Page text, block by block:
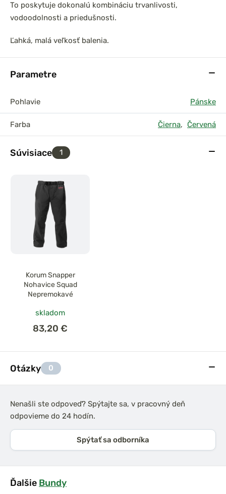
To poskytuje dokonalú kombináciu trvanlivosti,
vodoodolnosti a priedušnosti.
Ľahká, malá veľkosť balenia.
Parametre
Pohlavie Pánske
Farba Čierna, Červená
Súvisiace 1
Korum Snapper
Nohavice Squad
Nepremokavé
skladom
83,20 €
Otázky 0
Nenašli ste odpoveď? Spýtajte sa, v pracovný deň
odpovieme do 24 hodín.
Spýtať sa odborníka
Ďalšie Bundy